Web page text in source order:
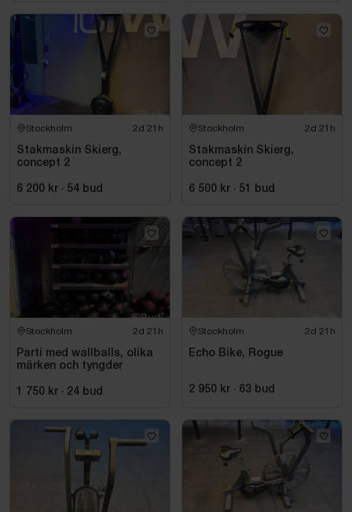
Stockholm 2d 21h
Stakmaskin Skierg,
concept 2
6 200 kr · 54 bud
Stockholm 2d 21h
Stakmaskin Skierg,
concept 2
6 500 kr · 51 bud
Stockholm 2d 21h
Parti med wallballs, olika
märken och tyngder
1 750 kr · 24 bud
Stockholm 2d 21h
Echo Bike, Rogue
2 950 kr · 63 bud